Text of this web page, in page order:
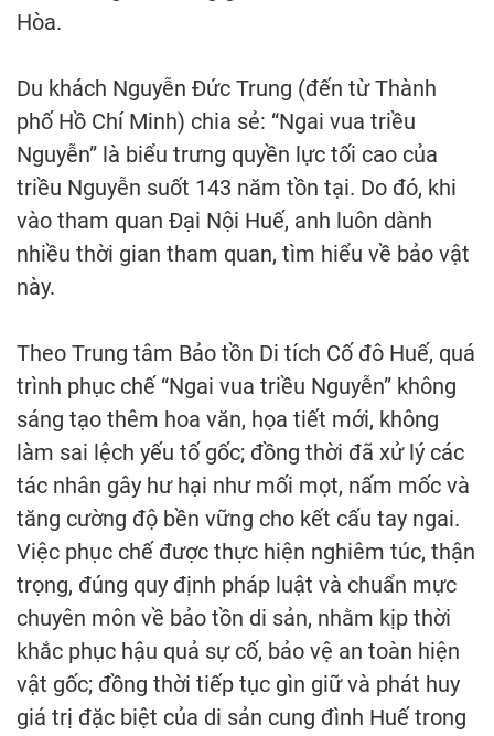
Hòa.
Du khách Nguyễn Đức Trung (đến từ Thành
phố Hồ Chí Minh) chia sẻ: “Ngai vua triều
Nguyễn” là biểu trưng quyền lực tối cao của
triều Nguyễn suốt 143 năm tồn tại. Do đó, khi
vào tham quan Đại Nội Huế, anh luôn dành
nhiều thời gian tham quan, tìm hiểu về bảo vật
này.
Theo Trung tâm Bảo tồn Di tích Cố đô Huế, quá
trình phục chế “Ngai vua triều Nguyễn” không
sáng tạo thêm hoa văn, họa tiết mới, không
làm sai lệch yếu tố gốc; đồng thời đã xử lý các
tác nhân gây hư hại như mối mọt, nấm mốc và
tăng cường độ bền vững cho kết cấu tay ngai.
Việc phục chế được thực hiện nghiêm túc, thận
trọng, đúng quy định pháp luật và chuẩn mực
chuyên môn về bảo tồn di sản, nhằm kịp thời
khắc phục hậu quả sự cố, bảo vệ an toàn hiện
vật gốc; đồng thời tiếp tục gìn giữ và phát huy
giá trị đặc biệt của di sản cung đình Huế trong